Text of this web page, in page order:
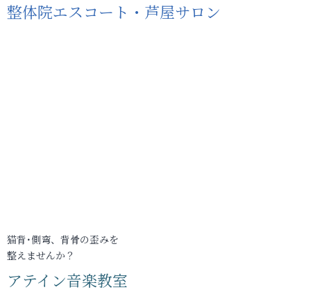
整体院エスコート・芦屋サロン
猫背･側弯、背骨の歪みを
整えませんか？
アテイン音楽教室